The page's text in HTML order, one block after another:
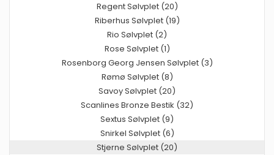
Regent Sølvplet (20)
Riberhus Sølvplet (19)
Rio Sølvplet (2)
Rose Sølvplet (1)
Rosenborg Georg Jensen Sølvplet (3)
Rømø Sølvplet (8)
Savoy Sølvplet (20)
Scanlines Bronze Bestik (32)
Sextus Sølvplet (9)
Snirkel Sølvplet (6)
Stjerne Sølvplet (20)